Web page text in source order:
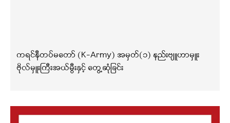
ကရင်နီတပ်မတော် (K-Army) အမှတ်(၁) နည်းဗျူဟာမှူး
ဗိုလ်မှူးကြီးအယ်မွီးနှင့် တွေ့ဆုံခြင်း